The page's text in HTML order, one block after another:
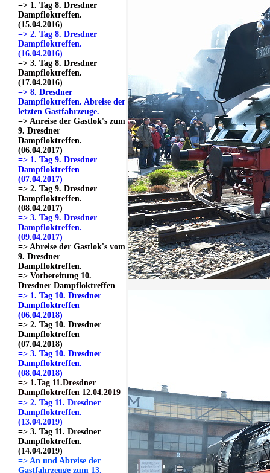
=> 1. Tag 8. Dresdner
Dampfloktreffen.
(15.04.2016)
=> 2. Tag 8. Dresdner
Dampfloktreffen.
(16.04.2016)
=> 3. Tag 8. Dresdner
Dampfloktreffen.
(17.04.2016)
=> 8. Dresdner
Dampfloktreffen. Abreise der
letzten Gastfahrzeuge.
=> Anreise der Gastlok's zum
9. Dresdner
Dampfloktreffen.
(06.04.2017)
=> 1. Tag 9. Dresdner
Dampfloktreffen
(07.04.2017)
=> 2. Tag 9. Dresdner
Dampfloktreffen.
(08.04.2017)
=> 3. Tag 9. Dresdner
Dampfloktreffen.
(09.04.2017)
=> Abreise der Gastlok's vom
9. Dresdner
Dampfloktreffen.
=> Vorbereitung 10.
Dresdner Dampfloktreffen
=> 1. Tag 10. Dresdner
Dampfloktreffen
(06.04.2018)
=> 2. Tag 10. Dresdner
Dampfloktreffen
(07.04.2018)
=> 3. Tag 10. Dresdner
Dampfloktreffen.
(08.04.2018)
=> 1.Tag 11.Dresdner
Dampfloktreffen 12.04.2019
=> 2. Tag 11. Dresdner
Dampfloktreffen.
(13.04.2019)
=> 3. Tag 11. Dresdner
Dampfloktreffen.
(14.04.2019)
=> An und Abreise der
Gastfahrzeuge zum 13.